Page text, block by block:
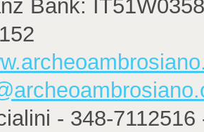
Bank:
- 348-